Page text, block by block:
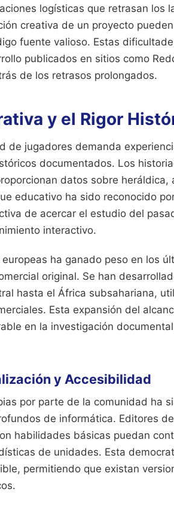
logísticas que retrasan los
creativa de un proyecto
fuente valioso. Estas
publicados en sitios como
de los retrasos prolongados.
y el Rigor
de jugadores demanda
documentados. Los
datos sobre heráldica,
educativo ha sido reconocido
de acercar el estudio del
interactivo.
ha ganado peso en los
original. Se han
hasta el África subsahariana,
Esta expansión del
en la investigación
y Accesibilidad
por parte de la comunidad ha
de informática. Editores
habilidades básicas puedan
de unidades. Esta
permitiendo que existan